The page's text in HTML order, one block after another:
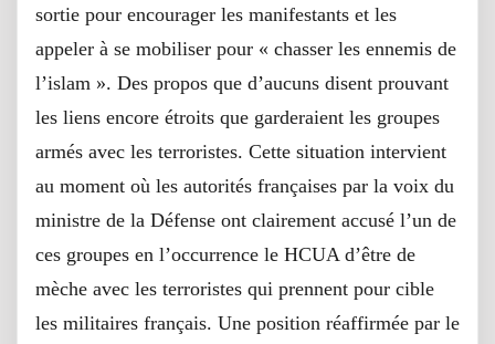
sortie pour encourager les manifestants et les
appeler à se mobiliser pour « chasser les ennemis de
l’islam ». Des propos que d’aucuns disent prouvant
les liens encore étroits que garderaient les groupes
armés avec les terroristes. Cette situation intervient
au moment où les autorités françaises par la voix du
ministre de la Défense ont clairement accusé l’un de
ces groupes en l’occurrence le HCUA d’être de
mèche avec les terroristes qui prennent pour cible
les militaires français. Une position réaffirmée par le